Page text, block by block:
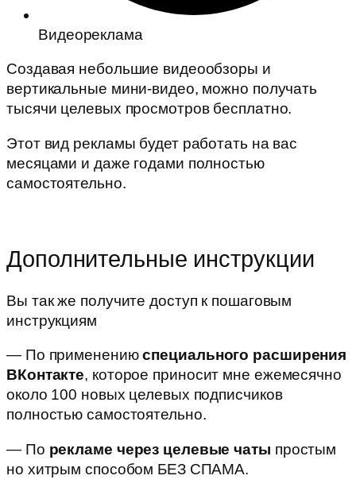
Видеореклама
Создавая небольшие видеообзоры и
вертикальные мини-видео, можно получать
тысячи целевых просмотров бесплатно.
Этот вид рекламы будет работать на вас
месяцами и даже годами полностью
самостоятельно.
Дополнительные инструкции
Вы так же получите доступ к пошаговым
инструкциям
— По применениюспециального расширения
ВКонтакте, которое приносит мне ежемесячно
около 100 новых целевых подписчиков
полностью самостоятельно.
— По рекламе через целевые чаты простым
но хитрым способом БЕЗ СПАМА.